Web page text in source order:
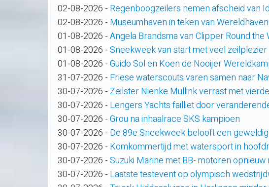
02-08-2026 - Regenboogzeilers nemen afscheid van
02-08-2026 - Museumhaven in teken van
01-08-2026 -Angela Brandsma van Clipper Round
01-08-2026 -Sneekweek van start met veel zeilplezier
01-08-2026 -Guido Sol en Koen de Nooijer
31-07-2026 - Friese waterscouts varen samen naar
30-07-2026 - Zeilster Nienke Mullink verrast met
30-07-2026 - Lengers Yachts failliet door
30-07-2026 -Grou na inhaalrace SKS kampioen
30-07-2026 - De 89e Sneekweek belooft een
30-07-2026 - Komkommertijd met watersport in
30-07-2026 -Suzuki Marine met BB- motoren
30-07-2026 - Laatste testevent op olympisch